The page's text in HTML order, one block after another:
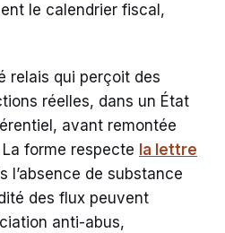
le calendrier fiscal,
relais qui perçoit des
réelles, dans un État
avant remontée
forme respecte la lettre
l’absence de substance
des flux peuvent
anti-abus,